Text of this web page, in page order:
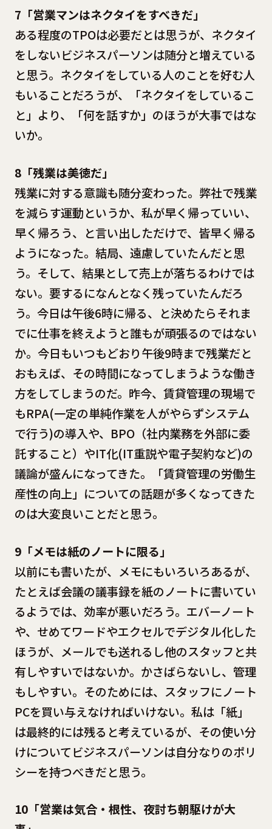
7「営業マンはネクタイをすべきだ」
ある程度のTPOは必要だとは思うが、ネクタイ
をしないビジネスパーソンは随分と増えている
と思う。ネクタイをしている人のことを好む人
もいることだろうが、「ネクタイをしているこ
と」より、「何を話すか」のほうが大事ではな
いか。
8「残業は美徳だ」
残業に対する意識も随分変わった。弊社で残業
を減らす運動というか、私が早く帰っていい、
早く帰ろう、と言い出しただけで、皆早く帰る
ようになった。結局、遠慮していたんだと思
う。そして、結果として売上が落ちるわけでは
ない。要するになんとなく残っていたんだろ
う。今日は午後6時に帰る、と決めたらそれま
でに仕事を終えようと誰もが頑張るのではない
か。今日もいつもどおり午後9時まで残業だと
おもえば、その時間になってしまうような働き
方をしてしまうのだ。昨今、賃貸管理の現場で
もRPA(一定の単純作業を人がやらずシステム
で行う)の導入や、BPO（社内業務を外部に委
託すること）やIT化(IT重説や電子契約など)の
議論が盛んになってきた。「賃貸管理の労働生
産性の向上」についての話題が多くなってきた
のは大変良いことだと思う。
9「メモは紙のノートに限る」
以前にも書いたが、メモにもいろいろあるが、
たとえば会議の議事録を紙のノートに書いてい
るようでは、効率が悪いだろう。エバーノート
や、せめてワードやエクセルでデジタル化した
ほうが、メールでも送れるし他のスタッフと共
有しやすいではないか。かさばらないし、管理
もしやすい。そのためには、スタッフにノート
PCを買い与えなければいけない。私は「紙」
は最終的には残ると考えているが、その使い分
けについてビジネスパーソンは自分なりのポリ
シーを持つべきだと思う。
10「営業は気合・根性、夜討ち朝駆けが大